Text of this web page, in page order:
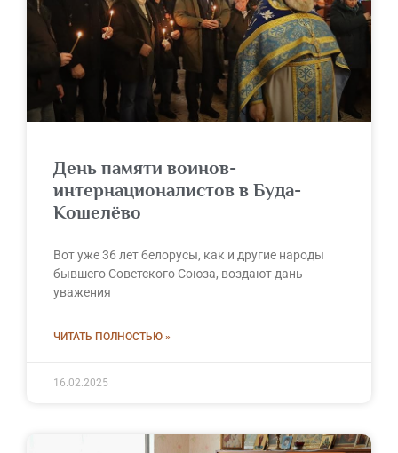
День памяти воинов-
интернационалистов в Буда-
Кошелёво
Вот уже 36 лет белорусы, как и другие народы
бывшего Советского Союза, воздают дань
уважения
ЧИТАТЬ ПОЛНОСТЬЮ »
16.02.2025